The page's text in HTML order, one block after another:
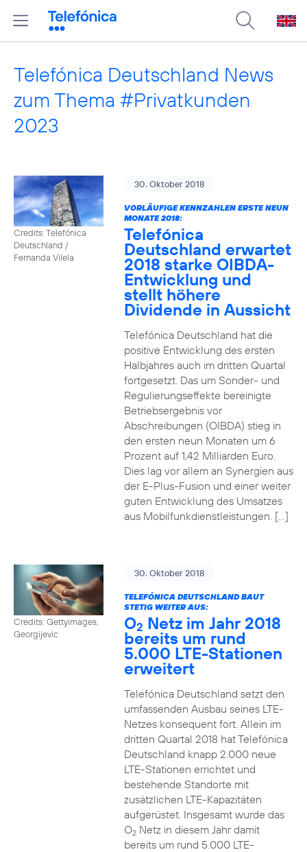
Telefónica Deutschland News
zum Thema #Privatkunden
2023
Credits: Telefónica
Deutschland /
Fernanda Vilela
30. Oktober 2018
VORLÄUFIGE KENNZAHLEN ERSTE NEUN
MONATE 2018:
Telefónica
Deutschland erwartet
2018 starke OIBDA-
Entwicklung und
stellt höhere
Dividende in Aussicht
Telefónica Deutschland hat die
positive Entwicklung des ersten
Halbjahres auch im dritten Quartal
fortgesetzt. Das um Sonder- und
Regulierungseffekte bereinigte
Betriebsergebnis vor
Abschreibungen (OIBDA) stieg in
den ersten neun Monaten um 6
Prozent auf 1,42 Milliarden Euro.
Dies lag vor allem an Synergien aus
der E-Plus-Fusion und einer weiter
guten Entwicklung des Umsatzes
aus Mobilfunkdienstleistungen. […]
Credits: Gettyimages,
Georgijevic
30. Oktober 2018
TELEFÓNICA DEUTSCHLAND BAUT
STETIG WEITER AUS:
O2 Netz im Jahr 2018
bereits um rund
5.000 LTE-Stationen
erweitert
Telefónica Deutschland setzt den
umfassenden Ausbau seines LTE-
Netzes konsequent fort. Allein im
dritten Quartal 2018 hat Telefónica
Deutschland knapp 2.000 neue
LTE-Stationen errichtet und
bestehende Standorte mit
zusätzlichen LTE-Kapazitäten
aufgerüstet. Insgesamt wurde das
O2Netz in diesem Jahr damit
bereits um rund 5.000 LTE-